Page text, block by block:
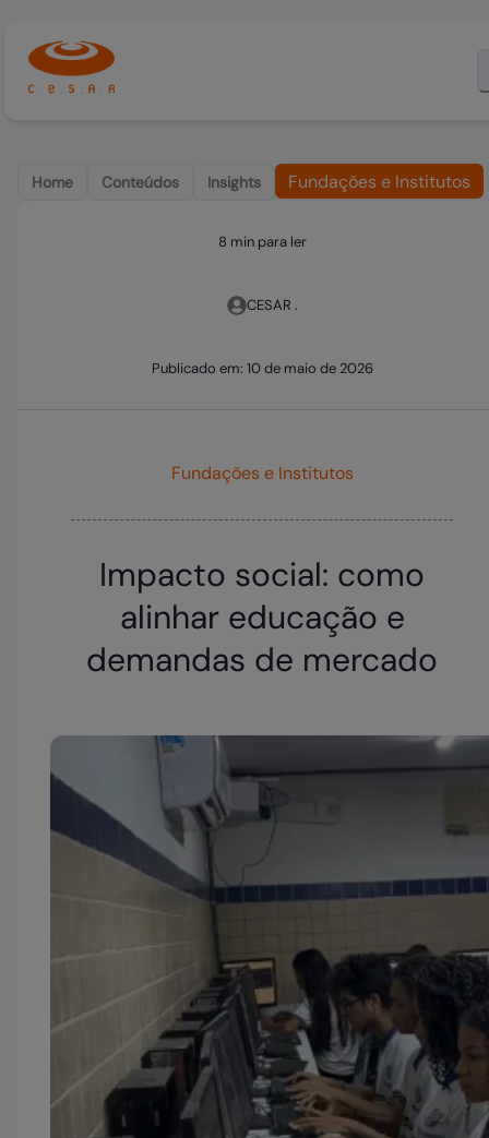
Home Conteúdos Insights Fundações e Institutos
8 min para ler
CESAR .
Publicado em: 10 de maio de 2026
Fundações e Institutos
Impacto social: como
alinhar educação e
demandas de mercado